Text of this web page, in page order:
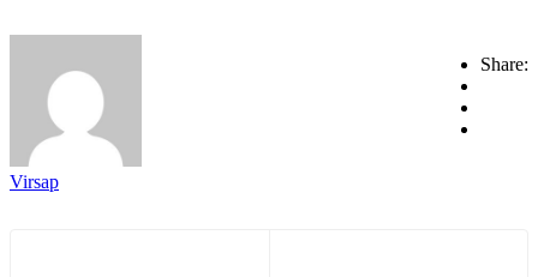
Share:
Virsap